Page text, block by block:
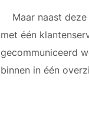
Maar naast deze
met één
gecommuniceerd
binnen in één